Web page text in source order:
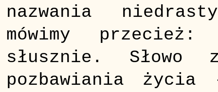
nazwania
mówimy
słusznie.
pozbawiania